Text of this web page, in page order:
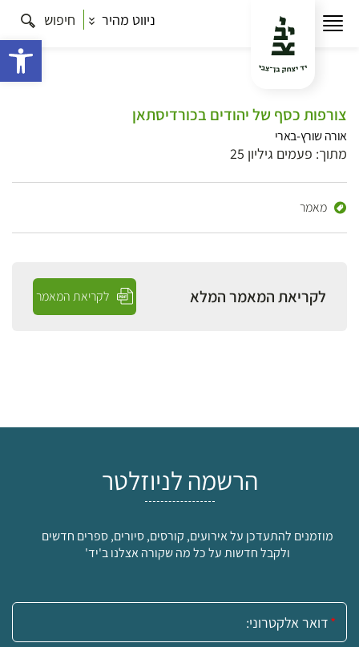
ניווט מהיר חיפוש
צורפות כסף של יהודים בכורדיסתאן
אורה שורץ-בארי
מתוך: פעמים גיליון 25
מאמר
לקריאת המאמר המלא לקריאת המאמר
הרשמה לניוזלטר
מוזמנים להתעדכן על אירועים, קורסים, סיורים, ספרים חדשים
ולקבל חדשות על כל מה שקורה אצלנו ב'יד'
אימייל: